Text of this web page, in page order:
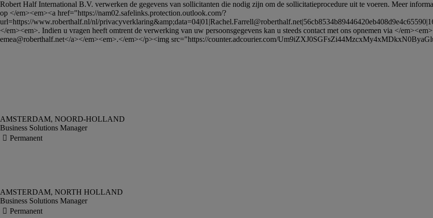
Robert Half International B.V. verwerken de gegevens van sollicitanten die nodig zijn om de sollicitatieprocedure uit te voeren. Meer
op </em><em><a href="https://nam02.safelinks.protection.outlook.com/?
url=https://www.roberthalf.nl/nl/privacyverklaring&amp;data=04|01|Rachel.Farrell@roberthalf.net
</em><em>. Indien u vragen heeft omtrent de verwerking van uw persoonsgegevens kan u steeds contact met ons opnemen via </
emea@roberthalf.net</a></em><em>.</em></p><img src="https://counter.adcourier.com/
Business Solutions Manager
Business Solutions Manager